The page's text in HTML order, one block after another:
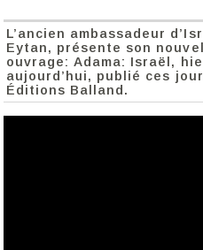
L’ancien ambassadeur
Eytan, présente son nouvel
ouvrage: Adama: Israël,
aujourd’hui, publié ces
Éditions Balland.